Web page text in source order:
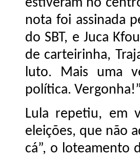
estiveram no
nota foi assinada
do SBT, e Juca
de carteirinha,
luto. Mais uma
política.
Lula repetiu, em
eleições, que não
cá”, o loteamento